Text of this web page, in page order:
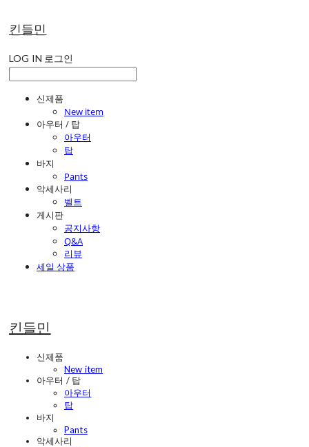
킨들민
LOG IN 로그인
신제품
New item
아우터 / 탑
아우터
탑
바지
Pants
악세사리
벨트
게시판
공지사항
Q&A
리뷰
세일 상품
킨들민
신제품
New item
아우터 / 탑
아우터
탑
바지
Pants
악세사리